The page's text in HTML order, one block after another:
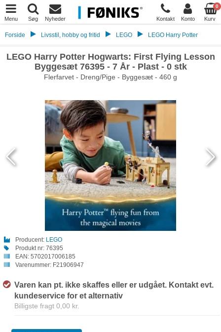
Menu Søg Nyheder Kontakt Konto
0
Kurv
Forside Livsstil, hobby og fritid LEGO LEGO Harry Potter
LEGO Harry Potter Hogwarts: First Flying Lesson
Byggesæt 76395 - 7 År - Plast - 0 stk
Flerfarvet - Dreng/Pige - Byggesæt - 460 g
Producent: LEGO
Produkt nr: 76395
EAN: 5702017006185
Varenummer: F21906947
Varen kan pt. ikke skaffes eller er udgået. Kontakt evt.
kundeservice for et alternativ
Billigste fragt 0,00 kr.